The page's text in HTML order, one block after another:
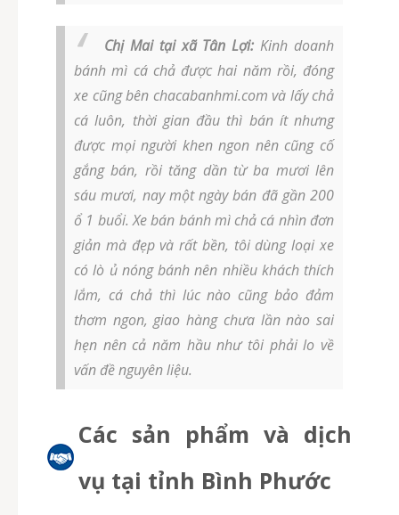
Chị Mai tại xã Tân Lợi: Kinh doanh
bánh mì cá chả được hai năm rồi, đóng
xe cũng bên chacabanhmi.com và lấy chả
cá luôn, thời gian đầu thì bán ít nhưng
được mọi người khen ngon nên cũng cố
gắng bán, rồi tăng dần từ ba mươi lên
sáu mươi, nay một ngày bán đã gần 200
ổ 1 buổi. Xe bán bánh mì chả cá nhìn đơn
giản mà đẹp và rất bền, tôi dùng loại xe
có lò ủ nóng bánh nên nhiều khách thích
lắm, cá chả thì lúc nào cũng bảo đảm
thơm ngon, giao hàng chưa lần nào sai
hẹn nên cả năm hầu như tôi phải lo về
vấn đề nguyên liệu.
Các sản phẩm và dịch
vụ tại tỉnh Bình Phước